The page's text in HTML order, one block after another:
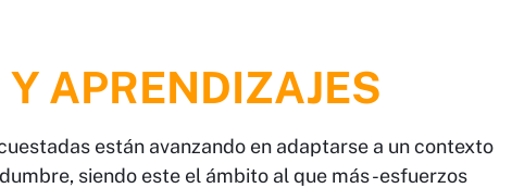
APRENDIZAJES
están avanzando en adaptarse a un contexto
siendo este el ámbito al que más -esfuerzos